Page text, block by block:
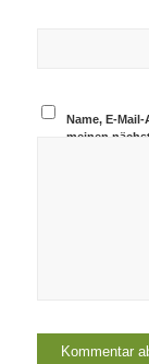
Name, E-
meinen